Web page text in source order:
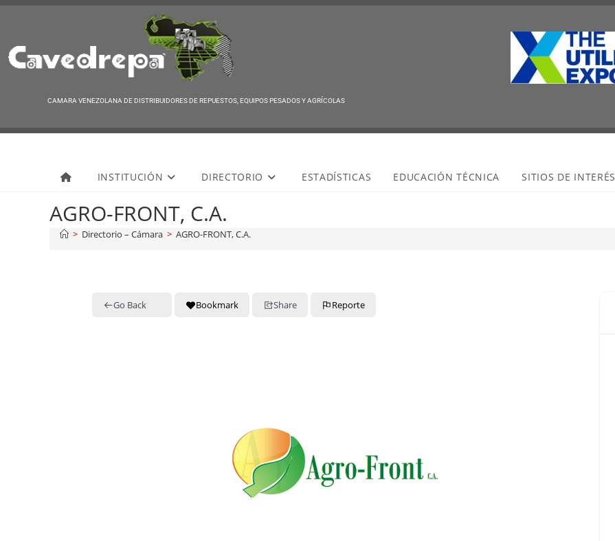
CAMARA VENEZOLANA DE DISTRIBUIDORES DE REPUESTOS, EQUIPOS PESADOS Y AGRÍCOLAS
INSTITUCIÓN DIRECTORIO ESTADÍSTICAS EDUCACIÓN TÉCNICA SITIOS DE INTERÉS
AGRO-FRONT, C.A.
> Directorio – Cámara > AGRO-FRONT, C.A.
Go Back Bookmark Share Reporte